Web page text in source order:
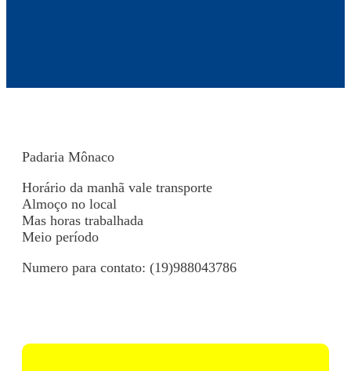
Padaria Mônaco
Horário da manhã vale transporte
Almoço no local
Mas horas trabalhada
Meio período
Numero para contato: (19)988043786